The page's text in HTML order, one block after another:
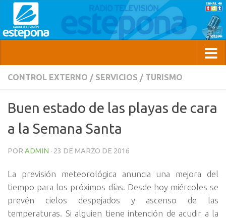
CONTROL EXTERNO / SERVICIOS / TURISMO
Buen estado de las playas de cara
a la Semana Santa
POR ADMIN · 23 DE MARZO DE 2016
La previsión meteorológica anuncia una mejora del
tiempo para los próximos días. Desde hoy miércoles se
prevén cielos despejados y ascenso de las
temperaturas. Si alguien tiene intención de acudir a la